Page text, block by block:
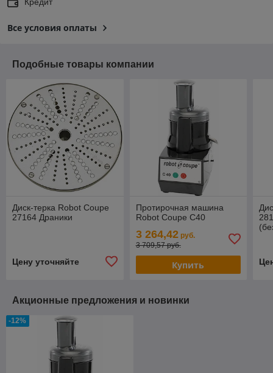
Все условия оплаты
Подобные товары компании
Диск-терка Robot Coupe
27164 Драники
Цену уточняйте
Протирочная машина
Robot Coupe C40
3 264,42руб.
3 709,57 руб.
Купить
Акционные предложения и новинки
-12%